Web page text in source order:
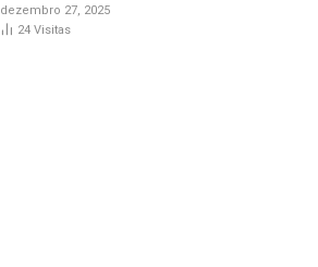
2025
dezembro 27, 2025
24 Visitas